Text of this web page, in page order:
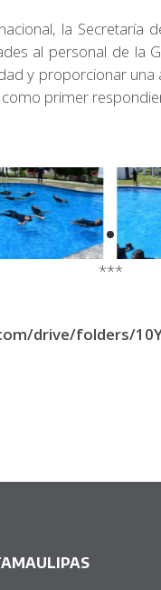
la Secretaría
al personal de la
y proporcionar
primer
***
drive/folders/